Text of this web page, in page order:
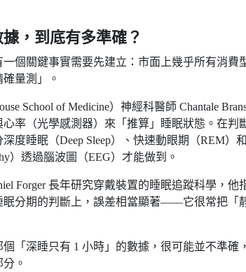
，到底有多準確？
個關鍵事實需要先建立：市面上幾乎所有消費
量測」。
School of Medicine）神經科醫師 Chantale
率（光學感測器）來「推算」睡眠狀態。在判
度睡眠（Deep Sleep）、快速動眼期（REM）
）透過腦波圖（EEG）才能做到。
Forger 長年研究穿戴裝置的睡眠追蹤科學，
眠分期的判斷上，誤差相當顯著——它很常把「
「深睡只有 1 小時」的數據，很可能並不準確
。